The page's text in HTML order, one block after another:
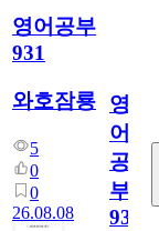
영어공부
931
와호잠룡
5
0
0
26.08.08
영
어
공
부
931